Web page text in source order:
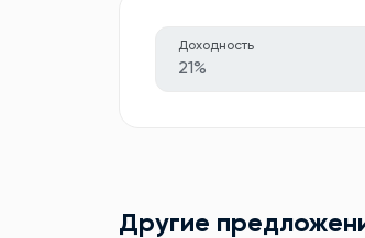
Доходность
21%
Другие